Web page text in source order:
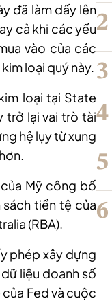
đã làm dấy lên
cả khi các yếu
vào của các
loại quý này.
loại tại State
trở lại vai trò tài
hệ lụy từ xung
Mỹ công bố
tiền tệ của
(RBA).
phép xây dựng
liệu doanh số
Fed và cuộc
2
3
4
5
6